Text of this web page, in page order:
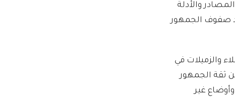
والأدلة
صفوف الجمهور
والزميلات في
ثقة الجمهور
غير